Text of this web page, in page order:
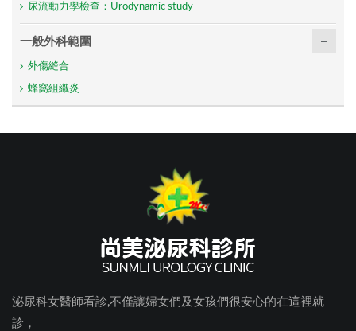
尿流動力學檢查：Urodynamic study
一般外科範圍
外傷縫合
蜂窩組織炎
泌尿科女醫師看診,不僅讓婦女們及女孩們很安心的在這裡就
診，